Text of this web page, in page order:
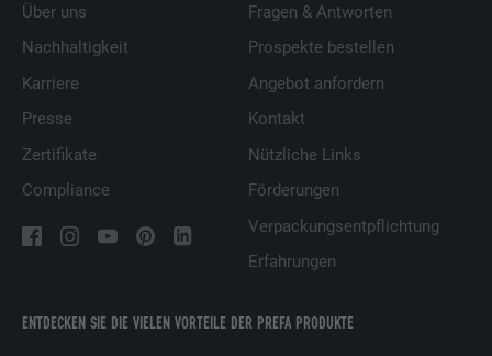
ENTDECKEN SIE DIE VIELEN VORTEILE DER PREFA PRODUKTE
Über uns
Nachhaltigkeit
Karriere
Presse
Zertifikate
Compliance
Fragen & Antworten
Prospekte bestellen
Angebot anfordern
Kontakt
Nützliche Links
Förderungen
Verpackungsentpflichtung
Erfahrungen